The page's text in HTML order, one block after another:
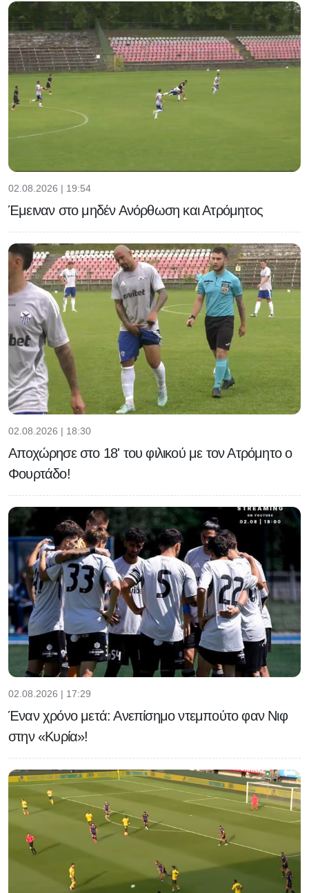
02.08.2026 | 19:54
Έμειναν στο μηδέν Ανόρθωση και Ατρόμητος
02.08.2026 | 18:30
Αποχώρησε στο 18' του φιλικού με τον Ατρόμητο ο
Φουρτάδο!
02.08.2026 | 17:29
Έναν χρόνο μετά: Ανεπίσημο ντεμπούτο φαν Νιφ
στην «Κυρία»!